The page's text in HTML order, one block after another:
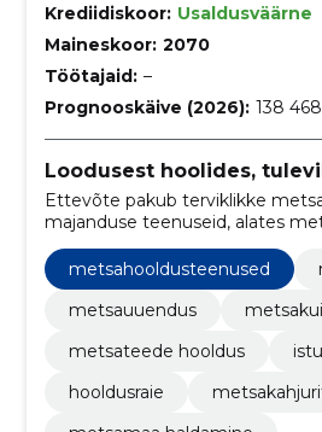
Krediidiskoor: Usaldusväärne
Maineskoor: 2070
Töötajaid: –
Prognooskäive (2026): 138
Loodusest hoolides,
Ettevõte pakub terviklikke
majanduse teenuseid, alates
korrashoiuni.
metsahooldusteenused
metsauuendus
metsateede hooldus
hooldusraie